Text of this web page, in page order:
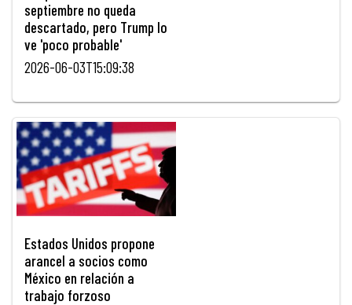
septiembre no queda
descartado, pero Trump lo
ve 'poco probable'
2026-06-03T15:09:38
Estados Unidos propone
arancel a socios como
México en relación a
trabajo forzoso